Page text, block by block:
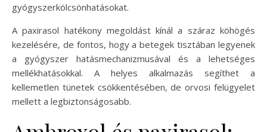
gyógyszerkölcsönhatásokat.
A paxirasol hatékony megoldást kínál a száraz köhögés
kezelésére, de fontos, hogy a betegek tisztában legyenek
a gyógyszer hatásmechanizmusával és a lehetséges
mellékhatásokkal. A helyes alkalmazás segíthet a
kellemetlen tünetek csökkentésében, de orvosi felügyelet
mellett a legbiztonságosabb.